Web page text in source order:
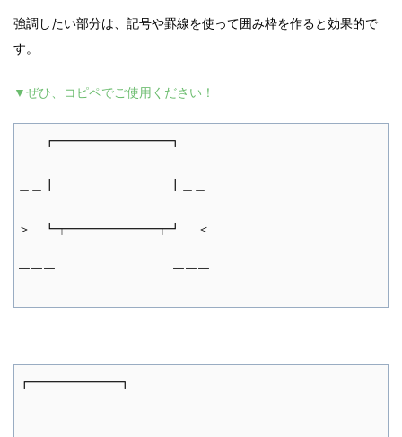
強調したい部分は、記号や罫線を使って囲み枠を作ると効果的で
す。
▼ぜひ、コピペでご使用ください！
┏━━━━━━━━━┓
＿＿┃ ┃＿＿
＞ ┗┯━━━━━━━┯┛ ＜
￣￣￣ ￣￣￣
┏━━━━━━━┓